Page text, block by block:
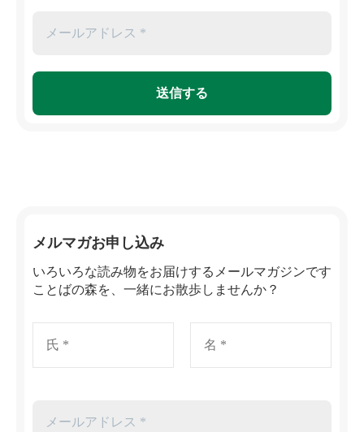
メルマガお申し込み
いろいろな読み物をお届けするメールマガジンです
ことばの森を、一緒にお散歩しませんか？